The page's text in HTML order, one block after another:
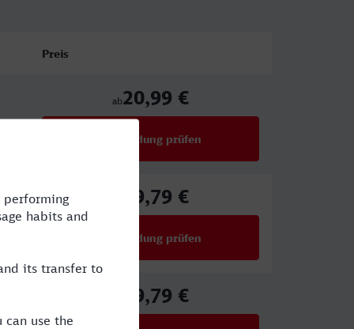
Preis
ab20,99 €
Verbindung prüfen
39,79 €
Verbindung prüfen
39,79 €